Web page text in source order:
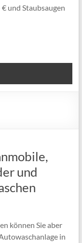
und Staubsaugen
und
können Sie aber
in